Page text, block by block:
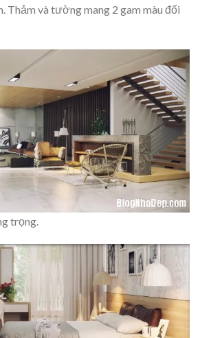
Thảm và tường mang 2 gam màu đối
trọng.